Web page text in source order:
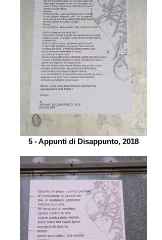
5 - Appunti di Disappunto, 2018